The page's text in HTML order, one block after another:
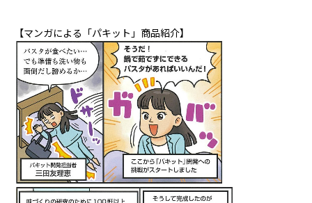
【マンガによる「パキット」商品紹介】